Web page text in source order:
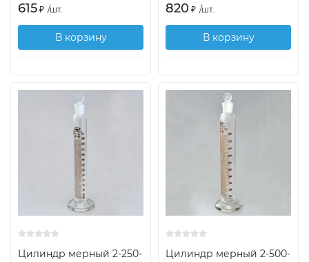
615 ₽ /шт.
В корзину
820 ₽ /шт.
В корзину
Цилиндр мерный 2-250-
Цилиндр мерный 2-500-